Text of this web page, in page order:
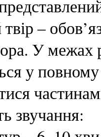
–
У межах
у
звучання: